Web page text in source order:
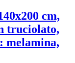
cm,
truciolato,
melamina,